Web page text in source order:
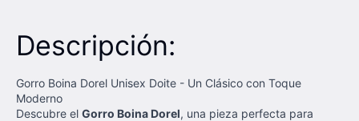
Descripción:
Gorro Boina Dorel Unisex Doite - Un Clásico con Toque
Moderno
Descubre el Gorro Boina Dorel, una pieza perfecta para